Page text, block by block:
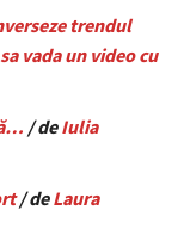
trendul
vada un video cu
/ deIulia
/ deLaura